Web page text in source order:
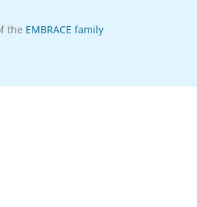
the EMBRACE family